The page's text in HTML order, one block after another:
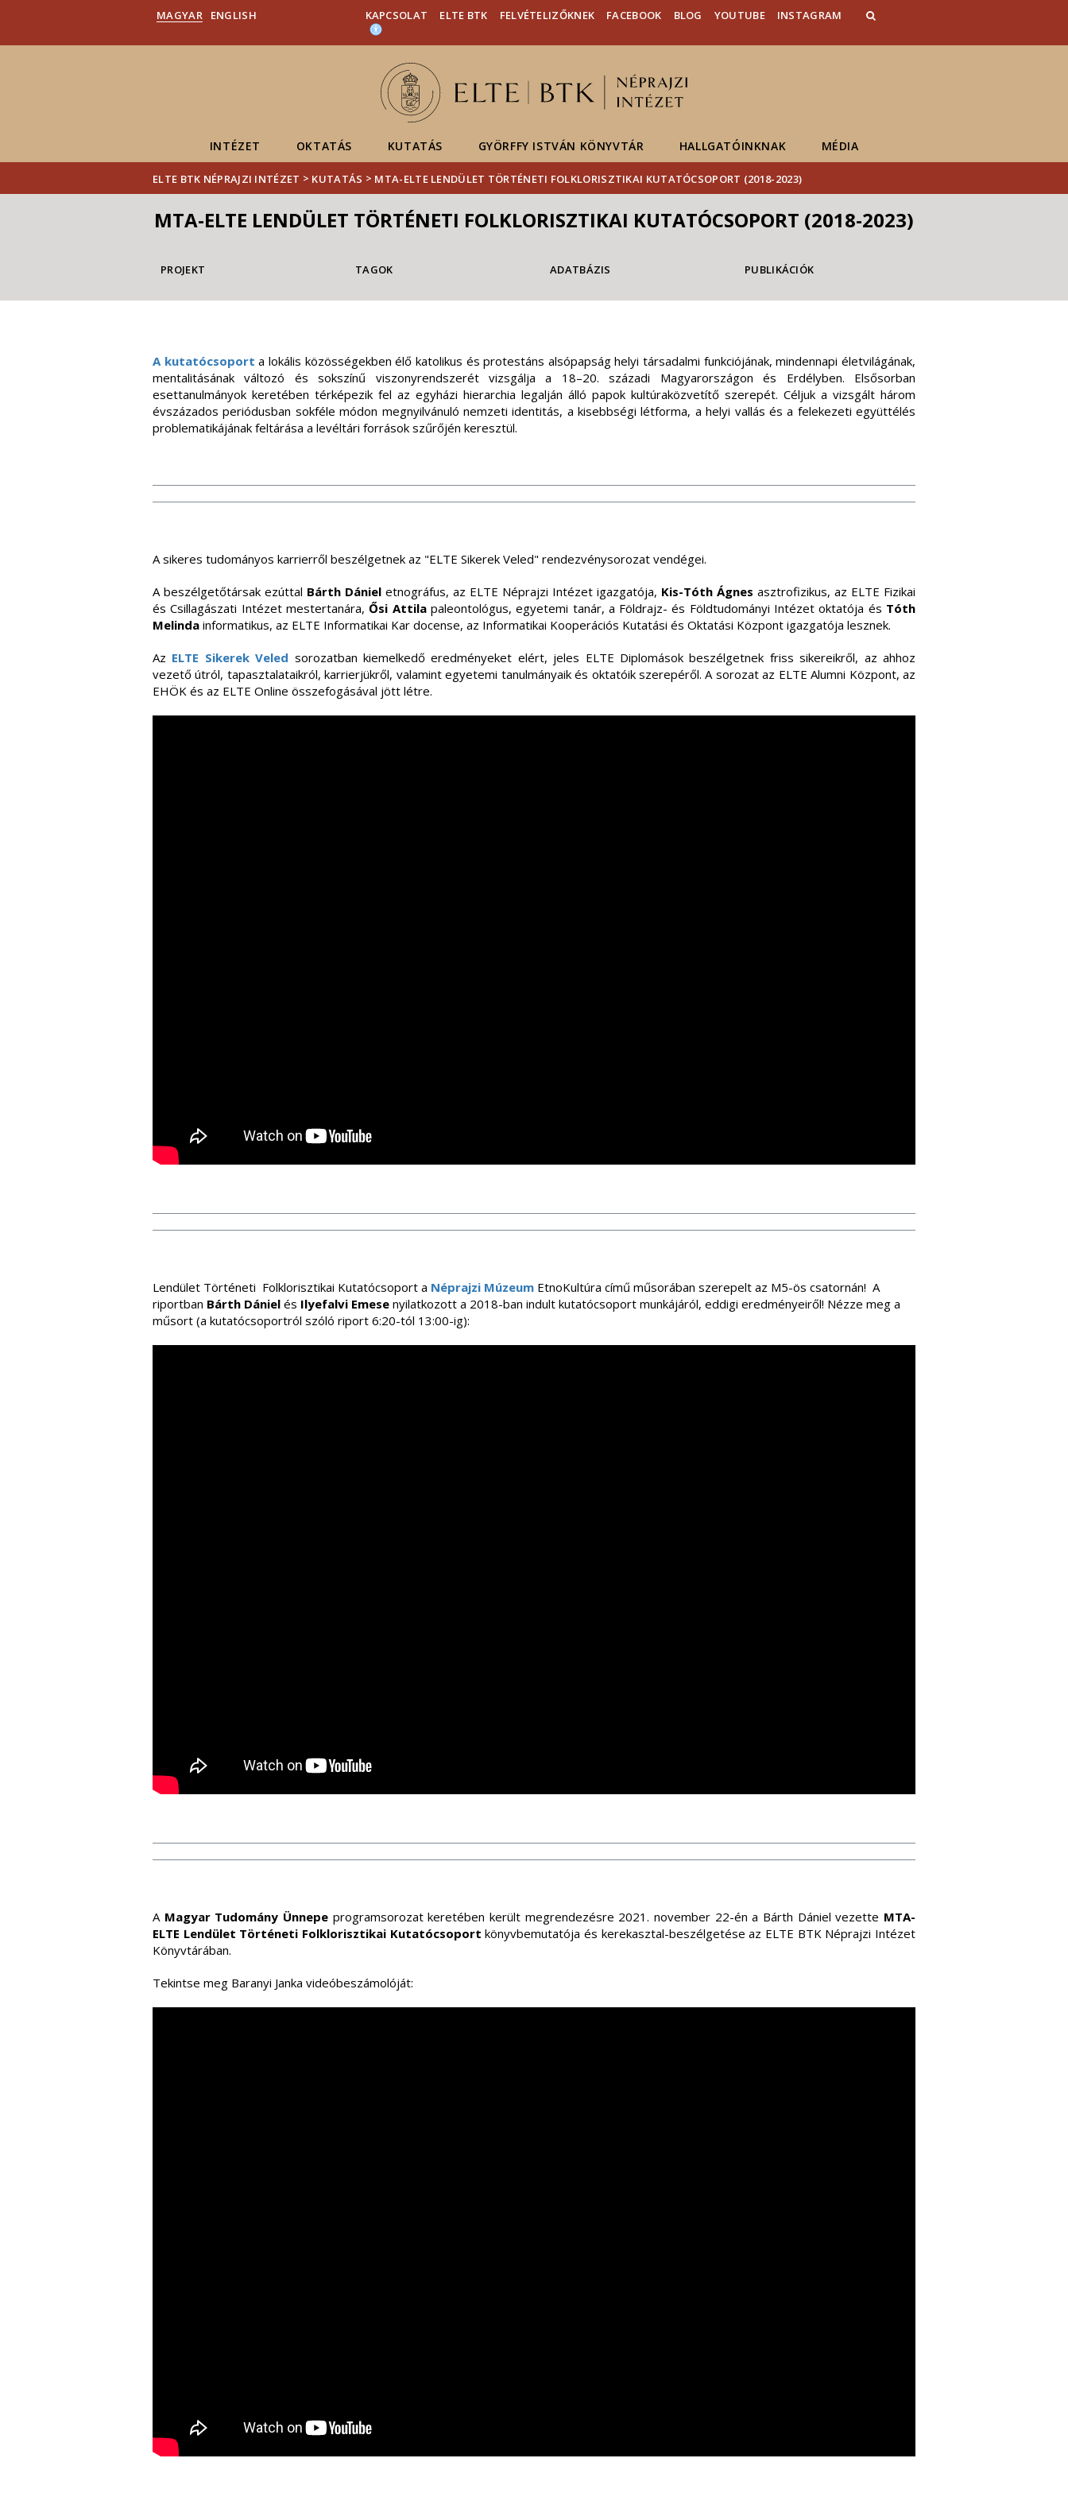
Hírek
Események
ELTE a
sajtóban
MAGYAR ENGLISH KAPCSOLAT ELTE BTK FELVÉTELIZŐKNEK FACEBOOK BLOG YOUTUBE INSTAGRAM
INTÉZET OKTATÁS KUTATÁS GYÖRFFY ISTVÁN KÖNYVTÁR HALLGATÓINKNAK MÉDIA
ELTE BTK NÉPRAJZI INTÉZET > KUTATÁS > MTA-ELTE LENDÜLET TÖRTÉNETI FOLKLORISZTIKAI KUTATÓCSOPORT (2018-2023)
MTA-ELTE LENDÜLET TÖRTÉNETI FOLKLORISZTIKAI KUTATÓCSOPORT (2018-2023)
PROJEKT TAGOK ADATBÁZIS PUBLIKÁCIÓK
A kutatócsoport a lokális közösségekben élő katolikus és protestáns alsópapság helyi társadalmi funkciójának, mindennapi életvilágának,
mentalitásának változó és sokszínű viszonyrendszerét vizsgálja a 18–20. századi Magyarországon és Erdélyben. Elsősorban
esettanulmányok keretében térképezik fel az egyházi hierarchia legalján álló papok kultúraközvetítő szerepét. Céljuk a vizsgált három
évszázados periódusban sokféle módon megnyilvánuló nemzeti identitás, a kisebbségi létforma, a helyi vallás és a felekezeti együttélés
problematikájának feltárása a levéltári források szűrőjén keresztül.
A sikeres tudományos karrierről beszélgetnek az "ELTE Sikerek Veled" rendezvénysorozat vendégei.
A beszélgetőtársak ezúttal Bárth Dániel etnográfus, az ELTE Néprajzi Intézet igazgatója, Kis-Tóth Ágnes asztrofizikus, az ELTE Fizikai
és Csillagászati Intézet mestertanára,Ősi Attila paleontológus, egyetemi tanár, a Földrajz- és Földtudományi Intézet oktatója és Tóth
Melinda informatikus, az ELTE Informatikai Kar docense, az Informatikai Kooperációs Kutatási és Oktatási Központ igazgatója lesznek.
Az ELTE Sikerek Veled sorozatban kiemelkedő eredményeket elért, jeles ELTE Diplomások beszélgetnek friss sikereikről, az ahhoz
vezető útról, tapasztalataikról, karrierjükről, valamint egyetemi tanulmányaik és oktatóik szerepéről. A sorozat az ELTE Alumni Központ, az
EHÖK és az ELTE Online összefogásával jött létre.
Lendület Történeti Folklorisztikai Kutatócsoport a Néprajzi Múzeum EtnoKultúra című műsorában szerepelt az M5-ös csatornán! A
riportban Bárth Dániel és Ilyefalvi Emese nyilatkozott a 2018-ban indult kutatócsoport munkájáról, eddigi eredményeiről! Nézze meg a
műsort (a kutatócsoportról szóló riport 6:20-tól 13:00-ig):
A Magyar Tudomány Ünnepe programsorozat keretében került megrendezésre 2021. november 22-én a Bárth Dániel vezette MTA-
ELTE Lendület Történeti Folklorisztikai Kutatócsoport könyvbemutatója és kerekasztal-beszélgetése az ELTE BTK Néprajzi Intézet
Könyvtárában.
Tekintse meg Baranyi Janka videóbeszámolóját: